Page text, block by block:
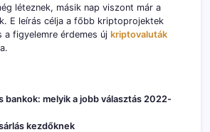
léteznek, másik nap viszont már a
E leírás célja a főbb kriptoprojektek
a figyelemre érdemes új kriptovaluták
bankok: melyik a jobb választás 2022-
kezdőknek